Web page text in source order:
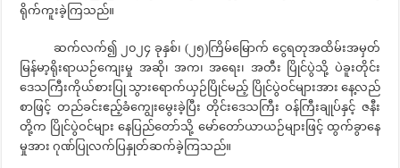
ရိုက်ကူးခဲ့ကြသည်။
ဆက်လက်၍ ၂၀၂၄ ခုနှစ်၊ (၂၅)ကြိမ်မြောက် ငွေရတုအထိမ်းအမှတ်
မြန်မာ့ရိုးရာယဉ်ကျေးမှု အဆို၊ အက၊ အရေး၊ အတီး ပြိုင်ပွဲသို့ ပဲခူးတိုင်း
ဒေသကြီးကိုယ်စားပြု သွားရောက်ယှဉ်ပြိုင်မည့် ပြိုင်ပွဲဝင်များအား နေ့လည်
စာဖြင့် တည်ခင်းဧည့်ခံကျွေးမွေးခဲ့ပြီး တိုင်းဒေသကြီး ဝန်ကြီးချုပ်နှင့် ဇနီး
တို့က ပြိုင်ပွဲဝင်များ နေပြည်တော်သို့ မော်တော်ယာယဉ်များဖြင့် ထွက်ခွာနေ
မှုအား ဂုဏ်ပြုလက်ပြနှုတ်ဆက်ခဲ့ကြသည်။